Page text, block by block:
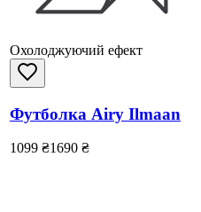
Охолоджуючий ефект
Футболка Airy Ilmaan
1099 ₴1690 ₴